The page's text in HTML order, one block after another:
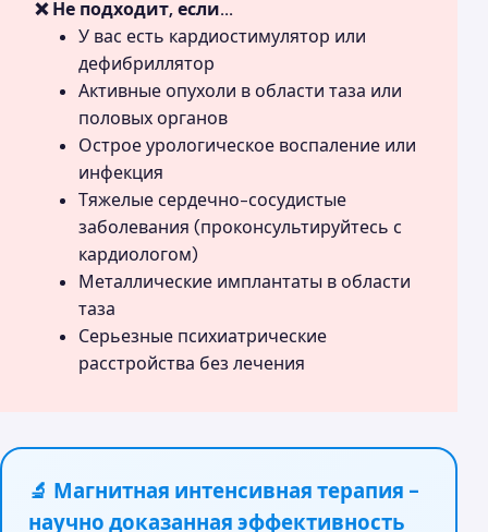
❌ Не подходит, если...
У вас есть кардиостимулятор или
дефибриллятор
Активные опухоли в области таза или
половых органов
Острое урологическое воспаление или
инфекция
Тяжелые сердечно-сосудистые
заболевания (проконсультируйтесь с
кардиологом)
Металлические имплантаты в области
таза
Серьезные психиатрические
расстройства без лечения
🔬 Магнитная интенсивная терапия -
научно доказанная эффективность